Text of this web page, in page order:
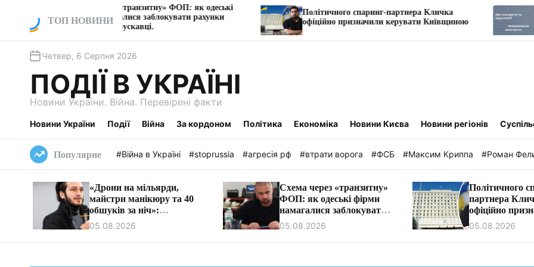
м
ТОП НОВИНИ
Схема через «транзитну» ФОП: як одеські
фірми намагалися заблокувати рахунки
барменів у Трускавці.
Політичного спаринг-партнера Кличка
офіційно призначили керувати Київщиною
Четвер, 6 Серпня 2026
ПОДІЇ В УКРАЇНІ
Новини України. Війна. Перевірені факти
Новини України Події Війна За кордоном Політика Економіка Новини Києва Новини регіонів
Популярне #Війна в Україні #stoprussia #агресія рф #втрати ворога #ФСБ #Максим Криппа #Роман
«Дрони на мільярди,
майстри манікюру та 40
обшуків за ніч»:
розслідування оборудки
05.08.2026
Схема через «транзитну»
ФОП: як одеські фірми
намагалися заблокувати
рахунки барменів у
Трускавці.
05.08.2026
Політичного
партнера
офіційно
керувати
05.08.2026